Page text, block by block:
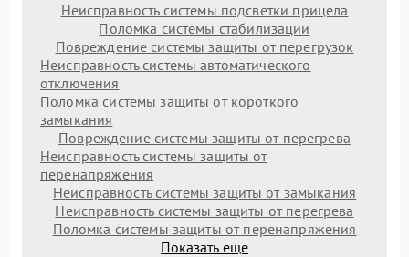
Неисправность системы подсветки прицела
Поломка системы стабилизации
Повреждение системы защиты от перегрузок
Неисправность системы автоматического
отключения
Поломка системы защиты от короткого
замыкания
Повреждение системы защиты от перегрева
Неисправность системы защиты от
перенапряжения
Неисправность системы защиты от замыкания
Неисправность системы защиты от перегрева
Поломка системы защиты от перенапряжения
Показать еще